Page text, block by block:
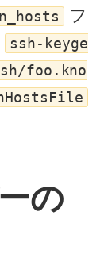
フ
ssh-keyge
foo.kno
の